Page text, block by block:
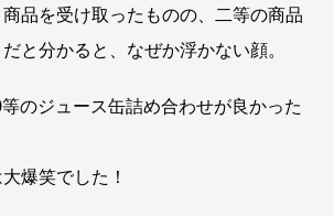
品を受け取ったものの、二等の商品
と分かると、なぜか浮かない顔。
のジュース缶詰め合わせが良かった
爆笑でした！